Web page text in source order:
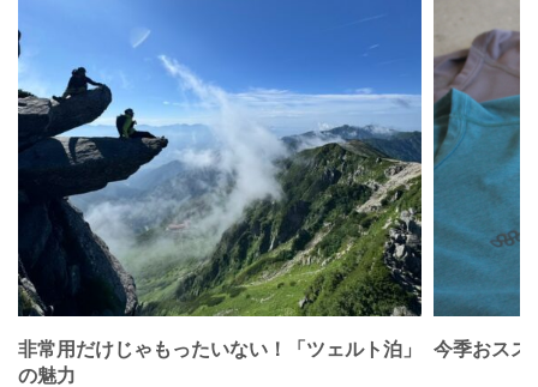
非常用だけじゃもったいない！「ツェルト泊」
の魅力
今季おスス